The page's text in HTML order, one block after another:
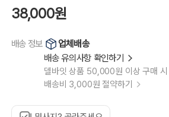
38,000원
배송 정보
업체배송
배송 유의사항 확인하기
델바잇 상품 50,000원 이상 구매 시
배송비 3,000원 절약하기